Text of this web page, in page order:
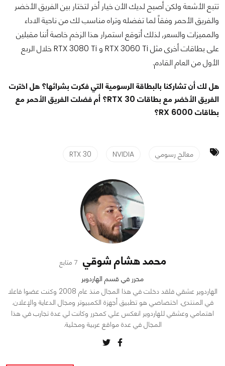
تتبع الأشعة ولكن أصبح لديك الأن خيار أخر لتختار بين الفريق الأخضر
والفريق الأحمر وفقاً لما تفضله وتراه مناسب لك من ناحية الاداء
والمميزات والسعر, لذلك أتوقع استمرار هذا الزخم خاصة أننا مقبلين
على بطاقات أخرى مثل RTX 3060 Ti و RTX 3080 Ti خلال الربع
الأول من العام القادم.
هل لك أن تشاركنا بالبطاقة الرسومية التي فكرت بشرائها؟ هل اخترت
الفريق الأخضر مع بطاقات RTX 30؟ أم فضلت الفريق الأحمر مع
بطاقات RX 6000؟
معالج رسومي NVIDIA
RTX 30
محمد هشام شوقي 7 متابع
محرر في قسم الهاردوير
الهاردوير عشقي فلقد دخلت في هذا المجال منذ عام 2008 وكنت عضوا فاعلا
في المنتدى. اختصاصي هو تطبيق أجهزة الكمبيوتر ومجال الدعاية والإعلان.
اهتمامي وعشقي للهاردوير انعكس علي كمحرر وكانت لي عدة تجارب في هذا
المجال في عدة مواقع عربية ومحلية.